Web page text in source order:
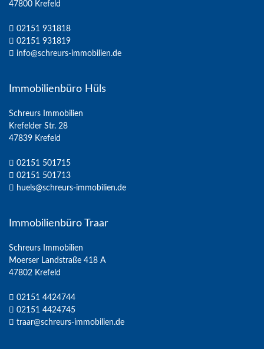
47800 Krefeld
02151 931818
02151 931819
info@schreurs-immobilien.de
Immobilienbüro Hüls
Schreurs Immobilien
Krefelder Str. 28
47839 Krefeld
02151 501715
02151 501713
huels@schreurs-immobilien.de
Immobilienbüro Traar
Schreurs Immobilien
Moerser Landstraße 418 A
47802 Krefeld
02151 4424744
02151 4424745
traar@schreurs-immobilien.de